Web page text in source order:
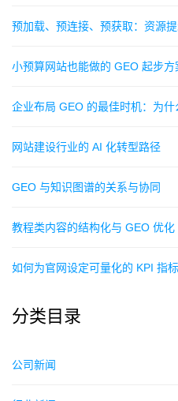
预加载、预连接、预获取：资源
小预算网站也能做的 GEO 起步方
企业布局 GEO 的最佳时机：为什
网站建设行业的 AI 化转型路径
GEO 与知识图谱的关系与协同
教程类内容的结构化与 GEO 优化
如何为官网设定可量化的 KPI 指标
分类目录
公司新闻